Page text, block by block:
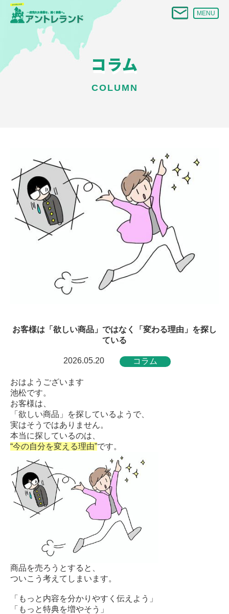
MENU
コラム
COLUMN
お客様は「欲しい商品」ではなく「変わる理由」を探し
ている
2026.05.20 コラム
おはようございます
池松です。
お客様は、
「欲しい商品」を探しているようで、
実はそうではありません。
本当に探しているのは、
“今の自分を変える理由”です。
商品を売ろうとすると、
ついこう考えてしまいます。
「もっと内容を分かりやすく伝えよう」
「もっと特典を増やそう」